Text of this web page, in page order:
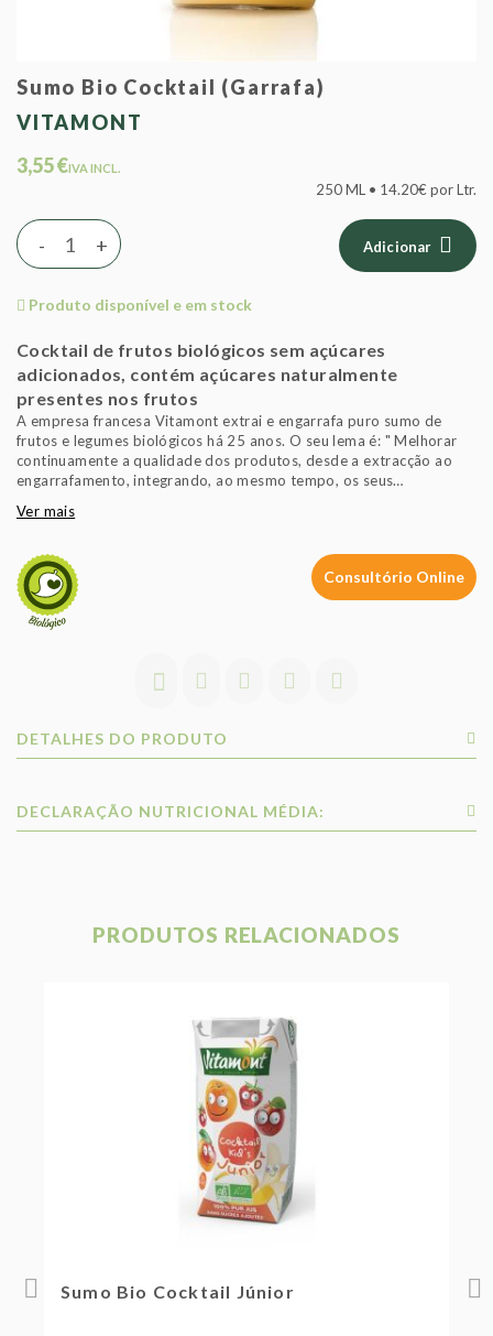
Sumo Bio Cocktail (Garrafa)
VITAMONT
3,55 €IVA INCL.
250 ML • 14.20€ por Ltr.
+
- Adicionar
Produto disponível e em stock
Cocktail de frutos biológicos sem açúcares
adicionados, contém açúcares naturalmente
presentes nos frutos
A empresa francesa Vitamont extrai e engarrafa puro sumo de
frutos e legumes biológicos há 25 anos. O seu lema é: " Melhorar
continuamente a qualidade dos produtos, desde a extracção ao
engarrafamento, integrando, ao mesmo tempo, os seus
Ver mais
Consultório Online
DETALHES DO PRODUTO
DECLARAÇÃO NUTRICIONAL MÉDIA:
PRODUTOS RELACIONADOS
Sumo Bio Cocktail Júnior